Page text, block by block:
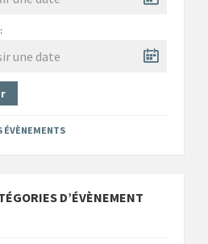
ÉVÈNEMENTS
D’ÉVÈNEMENT